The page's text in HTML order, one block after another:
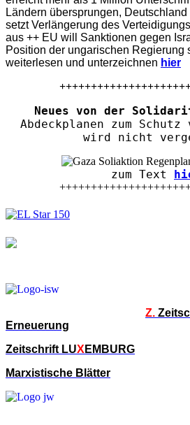
Ländern übersprungen,
setzt Verlängerung des
aus ++ EU will Sanktionen gegen
Position der ungarischen Regierung
weiterlesen und unterzeichnen hier
Neues von der
Abdeckplanen zum Schutz
wird nicht
zum Text
Z.
Erneuerung
Zeitschrift LUX EMBURG
Marxistische Blätter